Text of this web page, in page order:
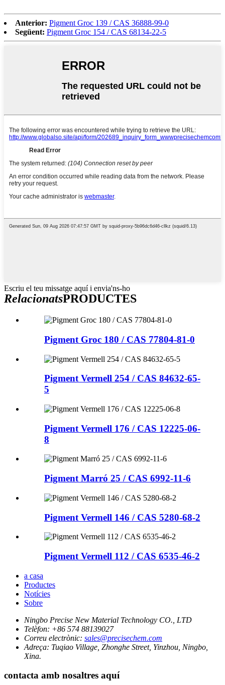
Anterior: Pigment Groc 139 / CAS 36888-99-0
Següent: Pigment Groc 154 / CAS 68134-22-5
Escriu el teu missatge aquí i envia'ns-ho
RelacionatsPRODUCTES
Pigment Groc 180 / CAS 77804-81-0
Pigment Vermell 254 / CAS 84632-65-
5
Pigment Vermell 176 / CAS 12225-06-
8
Pigment Marró 25 / CAS 6992-11-6
Pigment Vermell 146 / CAS 5280-68-2
Pigment Vermell 112 / CAS 6535-46-2
a casa
Productes
Notícies
Sobre
Ningbo Precise New Material Technology CO., LTD
Telèfon: +86 574 88139027
Correu electrònic: sales@precisechem.com
Adreça: Tuqiao Village, Zhonghe Street, Yinzhou, Ningbo,
Xina.
contacta amb nosaltres aquí